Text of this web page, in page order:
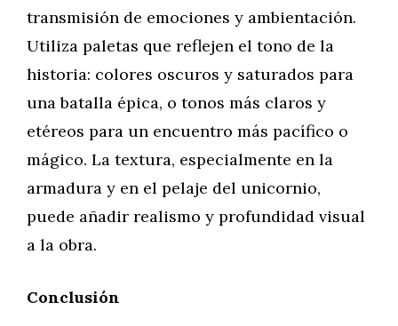
transmisión de emociones y ambientación.
Utiliza paletas que reflejen el tono de la
historia: colores oscuros y saturados para
una batalla épica, o tonos más claros y
etéreos para un encuentro más pacífico o
mágico. La textura, especialmente en la
armadura y en el pelaje del unicornio,
puede añadir realismo y profundidad visual
a la obra.
Conclusión